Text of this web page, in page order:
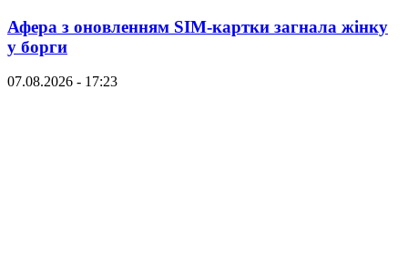
Афера з оновленням SIM-картки загнала жінку
у борги
07.08.2026 - 17:23